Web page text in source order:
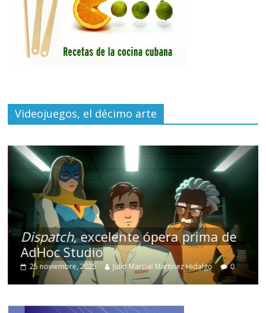
Videojuegos, el décimo arte
Dispatch, excelente ópera prima de
AdHoc Studio
25 noviembre, 2025 Julio Marcial Martínez Hidalgo 0